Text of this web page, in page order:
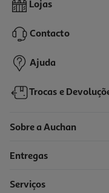
1,19 €
Lojas
Contacto
Ajuda
Trocas e
Sobre a Auchan
Entregas
Serviços